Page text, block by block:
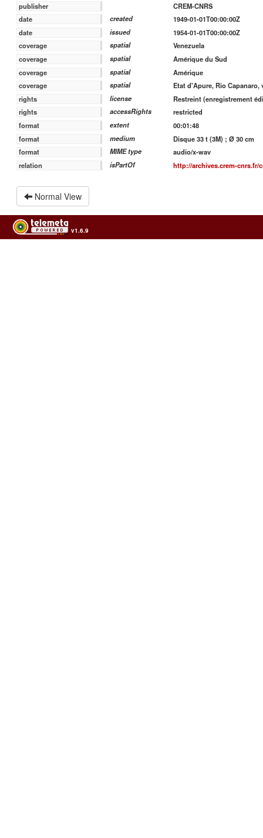
publisher
CREM-CNRS
date
created
1949-01-01T00:00:00Z
date
issued
1954-01-01T00:00:00Z
coverage
spatial
Venezuela
coverage
spatial
Amérique du Sud
coverage
spatial
Amérique
coverage
spatial
Etat d'Apure, Rio Capanaro,
rights
license
Restreint (enregistrement
rights
accessRights
restricted
format
extent
00:01:48
format
medium
Disque 33 t (3M) ; Ø 30 cm
format
MIME type
audio/x-wav
relation
isPartOf http://archives.crem-cnrs.fr/
Normal View
v1.6.9